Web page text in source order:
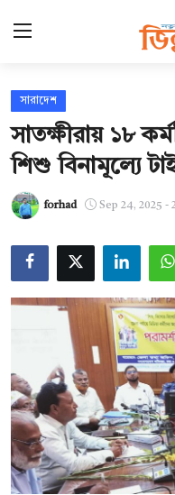
হোম
Contact
ছবি ঘর
আন্তর্জাতিক
সারাদেশ
বিনোদন
বাণিজ্য
সারাদেশ
সাতক্ষীরায় ১৮
শিশু বিনামূল্যে
forhad Sep 24, 2025 -